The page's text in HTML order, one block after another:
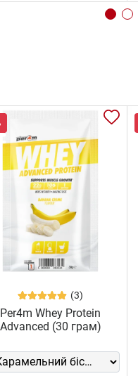
(3)
Per4m Whey Protein
Advanced (30 грам)